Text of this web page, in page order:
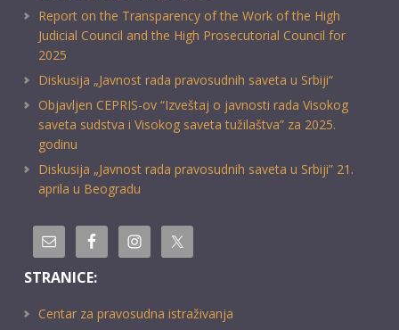
Report on the Transparency of the Work of the High
Judicial Council and the High Prosecutorial Council for
2025
Diskusija „Javnost rada pravosudnih saveta u Srbiji“
Objavljen CEPRIS-ov “Izveštaj o javnosti rada Visokog
saveta sudstva i Visokog saveta tužilaštva” za 2025.
godinu
Diskusija „Javnost rada pravosudnih saveta u Srbiji” 21.
aprila u Beogradu
STRANICE:
Centar za pravosudna istraživanja